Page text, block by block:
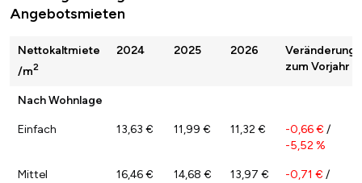
Angebotsmieten
Nettokaltmiete
/m2
2024 2025 2026
Veränderung
zum Vorjahr
Nach Wohnlage
Einfach 13,63 € 11,99 € 11,32 € -0,66 € /
-5,52 %
Mittel 16,46 € 14,68 € 13,97 € -0,71 € /